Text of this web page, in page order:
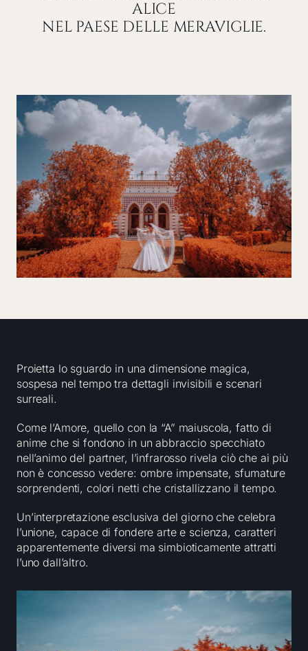
ALICE
NEL PAESE DELLE MERAVIGLIE.
Proietta lo sguardo in una dimensione magica,
sospesa nel tempo tra dettagli invisibili e scenari
surreali.
Come l’Amore, quello con la “A” maiuscola, fatto di
anime che si fondono in un abbraccio specchiato
nell’animo del partner, l’infrarosso rivela ciò che ai più
non è concesso vedere: ombre impensate, sfumature
sorprendenti, colori netti che cristallizzano il tempo.
Un’interpretazione esclusiva del giorno che celebra
l’unione, capace di fondere arte e scienza, caratteri
apparentemente diversi ma simbioticamente attratti
l’uno dall’altro.